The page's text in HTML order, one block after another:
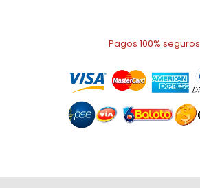
Pagos 100% seguros